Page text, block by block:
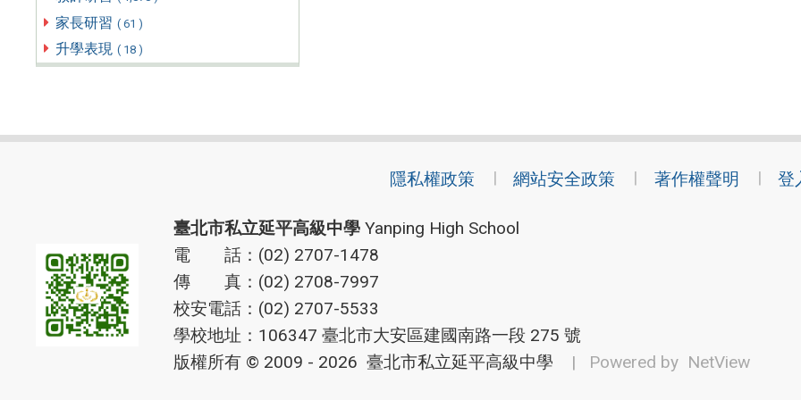
家長研習 ( 61 )
升學表現 ( 18 )
隱私權政策 網站安全政策 著作權聲明 登
臺北市私立延平高級中學Yanping High School
電 話：(02) 2707-1478
傳 真：(02) 2708-7997
校安電話：(02) 2707-5533
學校地址：106347 臺北市大安區建國南路一段 275 號
版權所有 © 2009 - 2026 臺北市私立延平高級中學 | Powered by NetView